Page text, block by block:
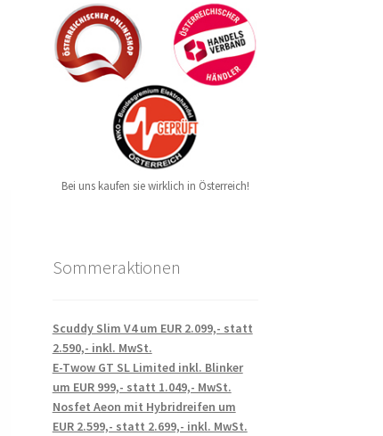
Bei uns kaufen sie wirklich in Österreich!
Sommeraktionen
Scuddy Slim V4 um EUR 2.099,- statt
2.590,- inkl. MwSt.
E-Twow GT SL Limited inkl. Blinker
um EUR 999,- statt 1.049,- MwSt.
Nosfet Aeon mit Hybridreifen um
EUR 2.599,- statt 2.699,- inkl. MwSt.